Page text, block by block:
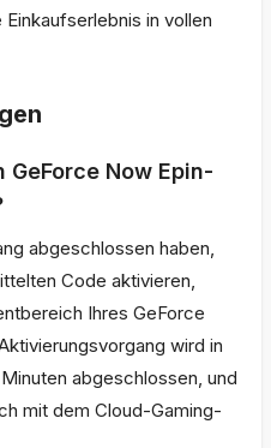
in vollen
Now Epin-
abgeschlossen haben,
Code aktivieren,
Ihres GeForce
wird in
abgeschlossen, und
mit dem Cloud-Gaming-